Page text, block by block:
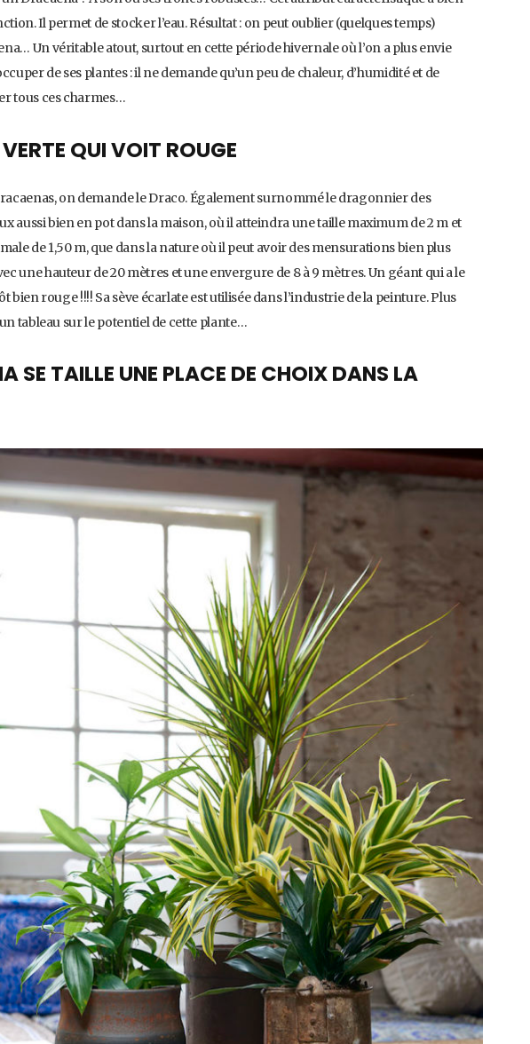
Il permet de stocker l’eau. Résultat : on peut oublier (quelques temps)
Un véritable atout, surtout en cette période hivernale où l’on a plus envie
de ses plantes : il ne demande qu’un peu de chaleur, d’humidité et de
tous ces charmes…
QUI VOIT ROUGE
on demande le Draco. Également surnommé le dragonnier des
aussi bien en pot dans la maison, où il atteindra une taille maximum de 2 m et
de 1,50 m, que dans la nature où il peut avoir des mensurations bien plus
une hauteur de 20 mètres et une envergure de 8 à 9 mètres. Un géant qui a le
bien rouge !!!! Sa sève écarlate est utilisée dans l’industrie de la peinture. Plus
tableau sur le potentiel de cette plante…
SE TAILLE UNE PLACE DE CHOIX DANS LA